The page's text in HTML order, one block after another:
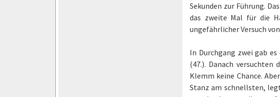
Sekunden zur Führung.
das zweite Mal für die
ungefährlicher Versuch
In Durchgang zwei gab
(47.). Danach
Klemm keine Chance.
Stanz am schnellsten,